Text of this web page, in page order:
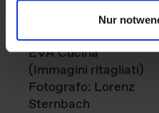
Nur
EVA Cucina
(Immagini ritagliati)
Fotografo: Lorenz
Sternbach